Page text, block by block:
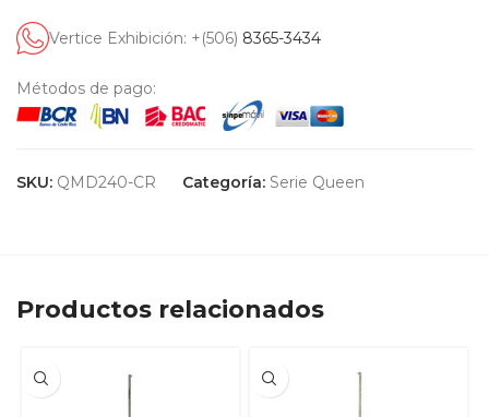
Vertice Exhibición: +(506) 8365-3434
Métodos de pago:
SKU: QMD240-CR Categoría: Serie Queen
Productos relacionados